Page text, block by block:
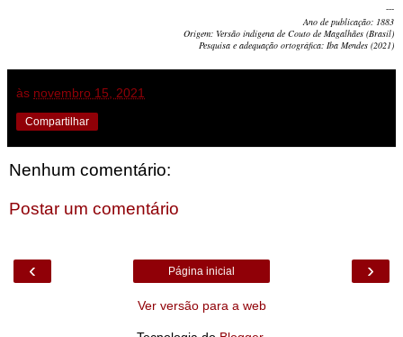
---
Ano de publicação: 1883
Origem: Versão indígena de Couto de Magalhães (Brasil)
Pesquisa e adequação ortográfica: Iba Mendes (2021)
às novembro 15, 2021
Compartilhar
Nenhum comentário:
Postar um comentário
‹ ›
Página inicial
Ver versão para a web